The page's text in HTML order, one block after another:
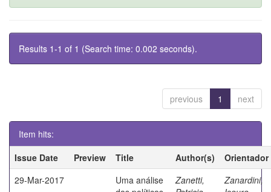
Results 1-1 of 1 (Search time: 0.002 seconds).
previous 1 next
Item hits:
Issue Date
Preview Title Author(s)
Orientador
29-Mar-2017
Uma análise
Zanetti,
Zanardini,